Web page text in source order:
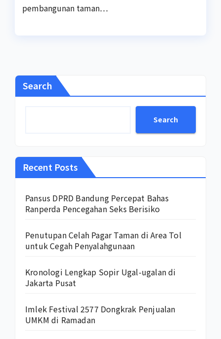
pembangunan taman…
Search
Search
Recent Posts
Pansus DPRD Bandung Percepat Bahas
Ranperda Pencegahan Seks Berisiko
Penutupan Celah Pagar Taman di Area Tol
untuk Cegah Penyalahgunaan
Kronologi Lengkap Sopir Ugal-ugalan di
Jakarta Pusat
Imlek Festival 2577 Dongkrak Penjualan
UMKM di Ramadan